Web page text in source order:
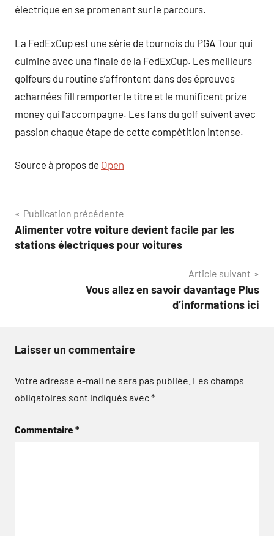
électrique en se promenant sur le parcours.
La FedExCup est une série de tournois du PGA Tour qui
culmine avec una finale de la FedExCup. Les meilleurs
golfeurs du routine s’affrontent dans des épreuves
acharnées fill remporter le titre et le munificent prize
money qui l’accompagne. Les fans du golf suivent avec
passion chaque étape de cette compétition intense.
Source à propos de Open
Navigation
de
Publication précédente
Alimenter votre voiture devient facile par les
stations électriques pour voitures
Article suivant
Vous allez en savoir davantage Plus
d’informations ici
Laisser un commentaire
Votre adresse e-mail ne sera pas publiée. Les champs
obligatoires sont indiqués avec*
Commentaire*